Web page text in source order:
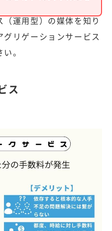
運用型）の媒体を知り
グリゲーションサービス
。
ス